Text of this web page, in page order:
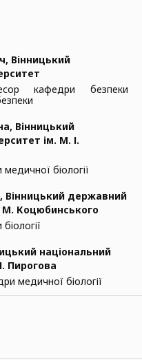
Вінницький
кафедри безпеки
Вінницький
ім. М. І.
біології
Вінницький державний
М. Коцюбинського
національний
Пирогова
медичної біології